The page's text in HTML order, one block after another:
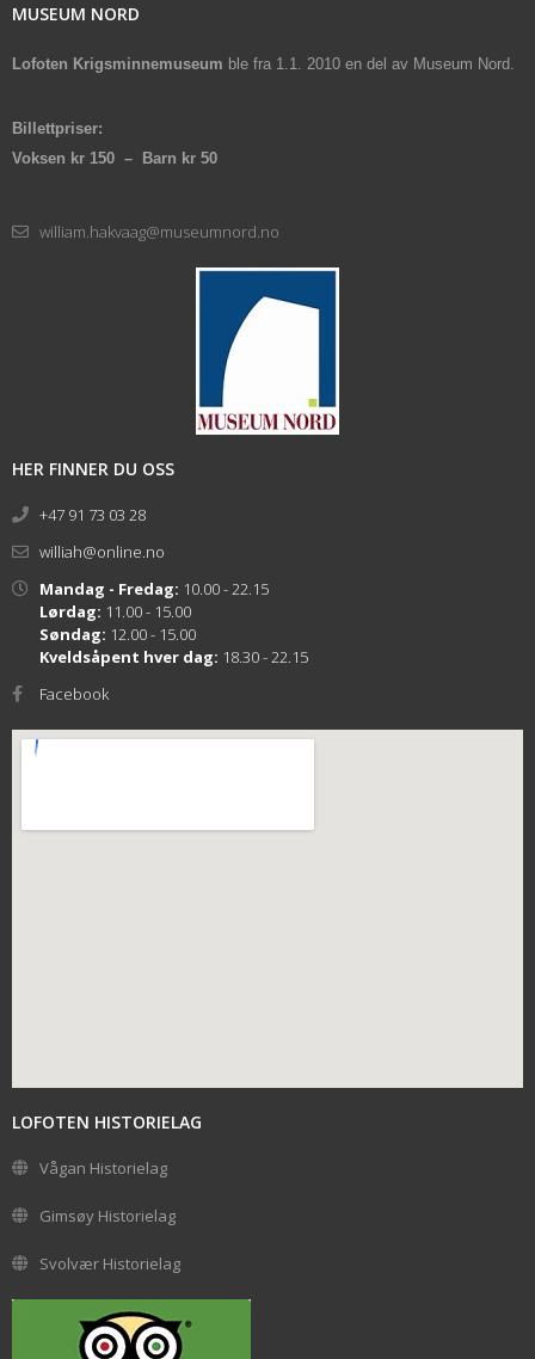
MUSEUM NORD
Lofoten Krigsminnemuseum ble fra 1.1. 2010 en del av Museum Nord.
Billettpriser:
Voksen kr 150 – Barn kr 50
william.hakvaag@museumnord.no
HER FINNER DU OSS
+47 91 73 03 28
williah@online.no
Mandag - Fredag: 10.00 - 22.15
Lørdag: 11.00 - 15.00
Søndag: 12.00 - 15.00
Kveldsåpent hver dag: 18.30 - 22.15
Facebook
LOFOTEN HISTORIELAG
Vågan Historielag
Gimsøy Historielag
Svolvær Historielag